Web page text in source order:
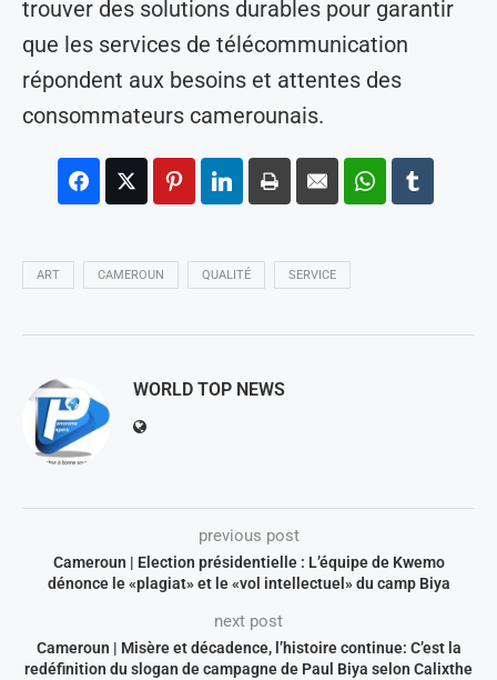
trouver des solutions durables pour garantir
que les services de télécommunication
répondent aux besoins et attentes des
consommateurs camerounais.
ART CAMEROUN QUALITÉ SERVICE
WORLD TOP NEWS
previous post
Cameroun | Election présidentielle : L’équipe de Kwemo
dénonce le «plagiat» et le «vol intellectuel» du camp Biya
next post
Cameroun | Misère et décadence, l’histoire continue: C’est la
redéfinition du slogan de campagne de Paul Biya selon Calixthe